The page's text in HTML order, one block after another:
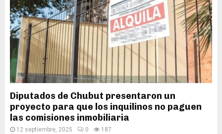
Diputados de Chubut presentaron un
proyecto para que los inquilinos no paguen
las comisiones inmobiliaria
12 septiembre, 2025 0 187